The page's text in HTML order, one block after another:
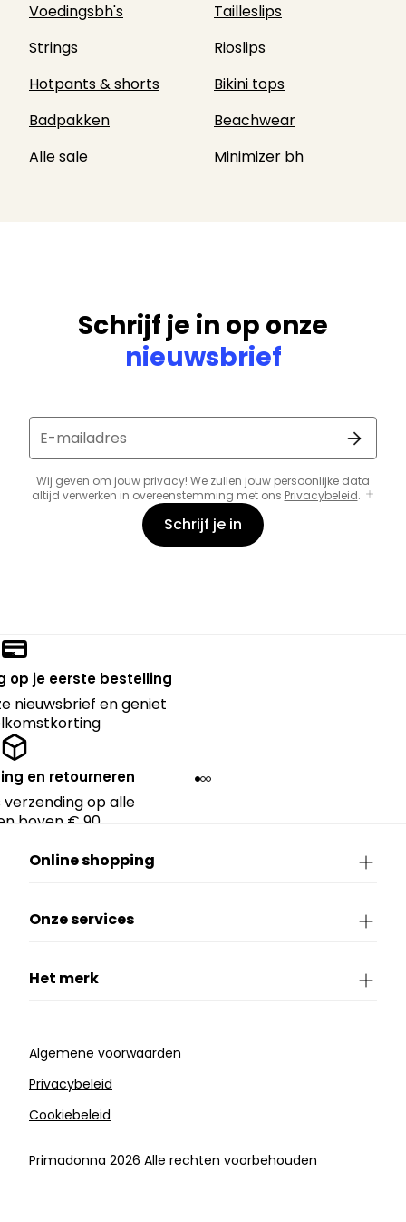
Voedingsbh's
Tailleslips
Strings
Rioslips
Hotpants & shorts
Bikini tops
Badpakken
Beachwear
Alle sale
Minimizer bh
Schrijf je in op onze
nieuwsbrief
E-mailadres
Wij geven om jouw privacy! We zullen jouw persoonlijke data
altijd verwerken in overeenstemming met ons Privacybeleid.
Schrijf je in
op je eerste bestelling
nieuwsbrief en geniet
en retourneren
op alle
boven € 90.
Online shopping
Onze services
Het merk
Algemene voorwaarden
Privacybeleid
Cookiebeleid
Primadonna 2026 Alle rechten voorbehouden